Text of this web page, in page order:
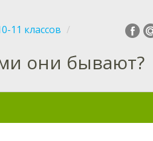
11 классов
они бывают?